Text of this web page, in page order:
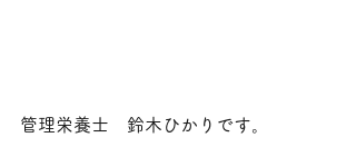
管理栄養士　鈴木ひかりです。